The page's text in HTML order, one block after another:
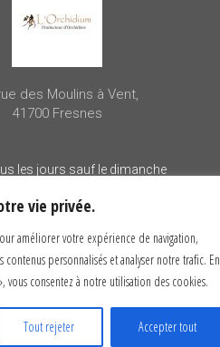
vie privée.
améliorer votre expérience de navigation,
personnalisés et analyser notre trafic. En
vous consentez à notre utilisation des cookies.
Tout rejeter Accepter tout
des Moulins à Vent,
41700 Fresnes
les jours sauf le dimanche
– 14h00 à 18h00